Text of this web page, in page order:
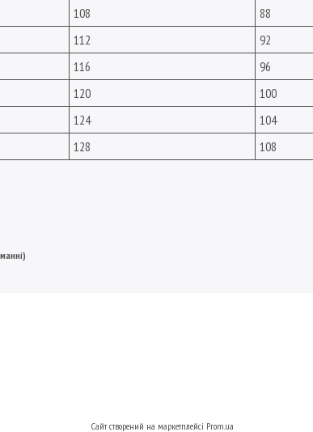
108 88
112 92
116 96
120 100
124 104
128 108
Сайт створений на маркетплейсі Prom.ua